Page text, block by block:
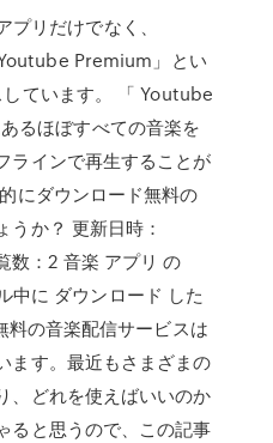
リだけでなく、
Premium」とい
ています。 「 Youtube
るほぼすべての音楽を
ラインで再生することが
にダウンロード無料の
うか？ 更新日時：
数：2 音楽 アプリ の
に ダウンロード した
料の音楽配信サービスは
ます。最近もさまざまの
、どれを使えばいいのか
ると思うので、この記事